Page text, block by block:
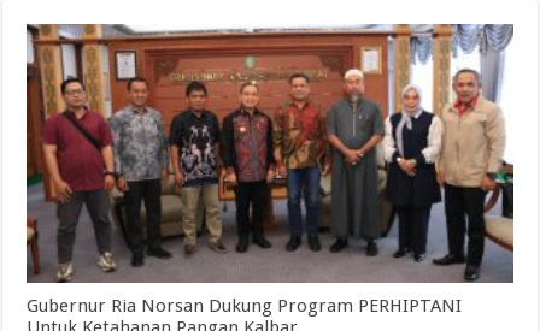
Gubernur Ria Norsan Dukung Program PERHIPTANI